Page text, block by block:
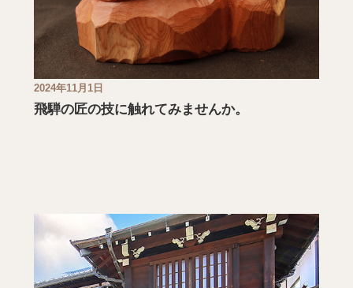
2024年11月1日
飛騨の匠の技に触れてみませんか。